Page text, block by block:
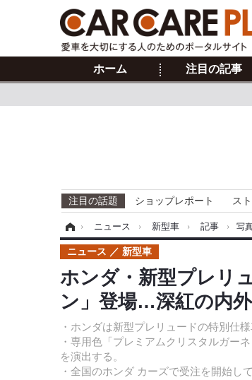
ホーム 注目の記事
注目の話題 ショップレポート ス
› ニュース › 新型車 › 記事 › 写
ホンダ・新型プレリ
ン」登場…深紅の内
・ホンダは新型プレリュードの特別仕
・専用色「プレミアムクリスタルガー
を演出する。
・全国のホンダ カーズで受注を開始し
ニュース 新型車